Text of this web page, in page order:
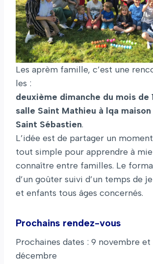
Les aprèm famille, c’est une
les :
deuxième dimanche du mois de
salle Saint Mathieu à lqa
Saint Sébastien.
L’idée est de partager un
tout simple pour apprendre à
connaître entre familles. Le
d’un goûter suivi d’un temps de
et enfants tous âges concernés.
Prochains rendez-vous
Prochaines dates : 9 novembre et
décembre